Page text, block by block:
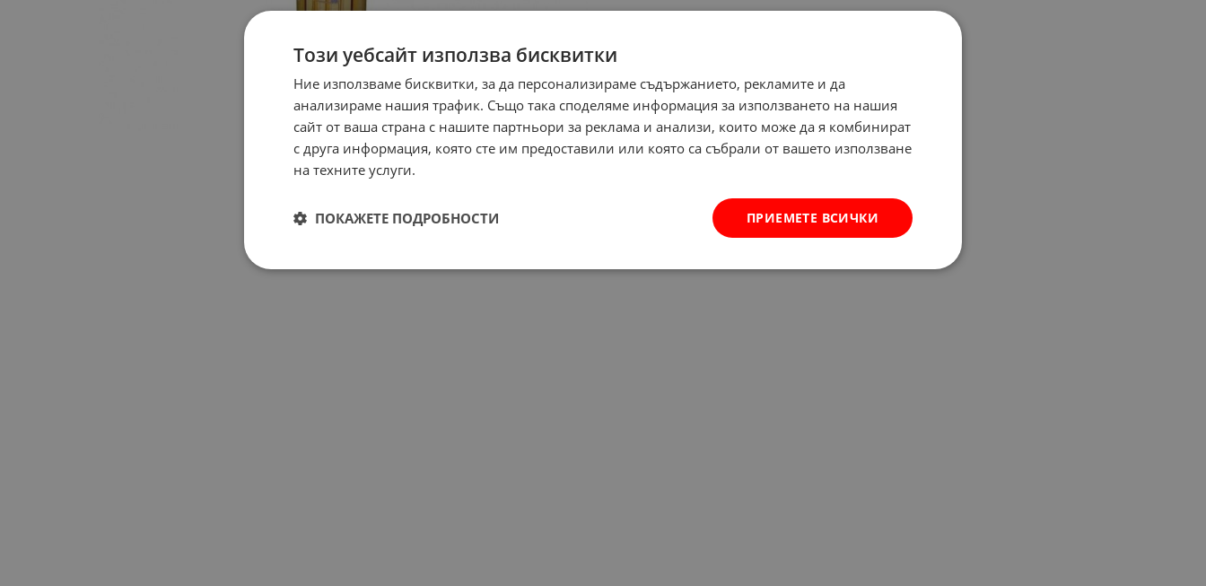
Този уебсайт използва бисквитки
Ние използваме бисквитки, за да персонализираме съдържанието, рекламите и да
анализираме нашия трафик. Също така споделяме информация за използването на нашия
сайт от ваша страна с нашите партньори за реклама и анализи, които може да я комбинират
с друга информация, която сте им предоставили или която са събрали от вашето използване
на техните услуги.
ПРИЕМЕТЕ ВСИЧКИ
ПОКАЖЕТЕ ПОДРОБНОСТИ